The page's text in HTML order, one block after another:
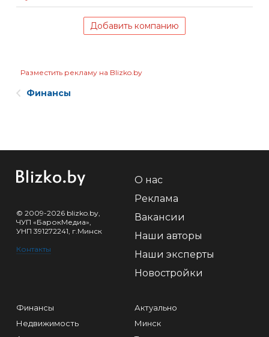
Добавить компанию
Разместить рекламу на Blizko.by
Финансы
© 2009-2026 blizko.by,
ЧУП «БарокМедиа»,
УНП 391272241, г.Минск
Контакты
О нас
Реклама
Вакансии
Наши авторы
Наши эксперты
Новостройки
Финансы
Недвижимость
Актуально
Минск